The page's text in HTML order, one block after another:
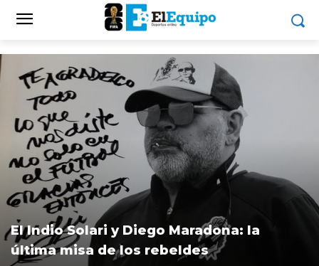
El Indio Solari y Diego Maradona: la
última misa de los rebeldes